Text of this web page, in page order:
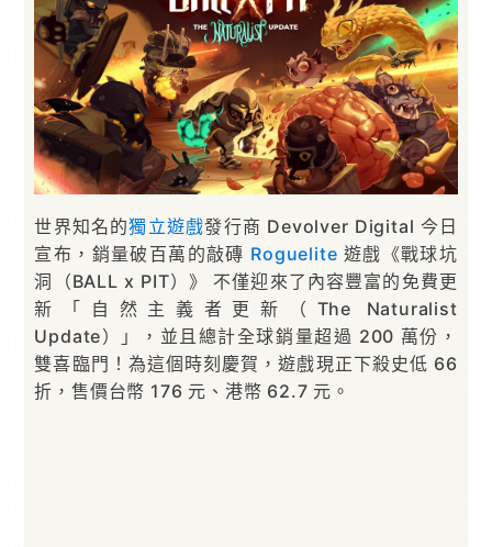
世界知名的獨立遊戲發行商 Devolver Digital 今日
宣布，銷量破百萬的敲磚 Roguelite 遊戲《戰球坑
洞（BALL x PIT）》 不僅迎來了內容豐富的免費更
新「自然主義者更新（The Naturalist
Update）」，並且總計全球銷量超過 200 萬份，
雙喜臨門！為這個時刻慶賀，遊戲現正下殺史低 66
折，售價台幣 176 元、港幣 62.7 元。